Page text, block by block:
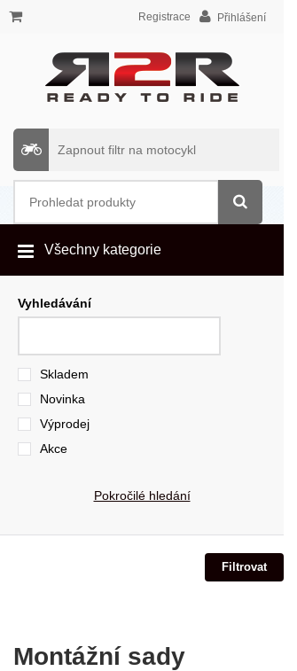
Přihlášení
Registrace
Zapnout filtr na motocykl
Všechny kategorie
Vyhledávání
Skladem
Novinka
Výprodej
Akce
Pokročilé hledání
Montážní sady